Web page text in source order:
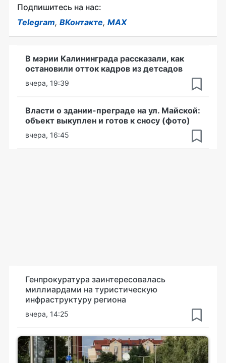
Подпишитесь на нас:
Telegram, ВКонтакте, MAX
В мэрии Калининграда рассказали, как
остановили отток кадров из детсадов
вчера, 19:39
Власти о здании-преграде на ул. Майской:
объект выкуплен и готов к сносу (фото)
вчера, 16:45
Генпрокуратура заинтересовалась
миллиардами на туристическую
инфраструктуру региона
вчера, 14:25